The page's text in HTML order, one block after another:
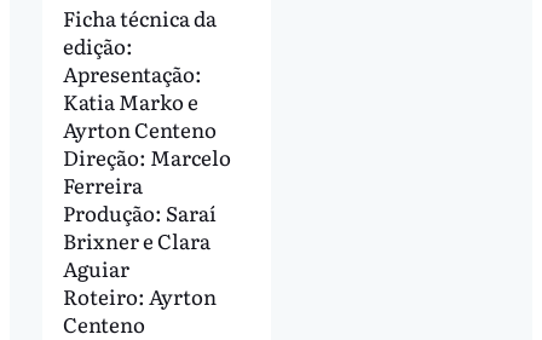
Ficha técnica da
edição:
Apresentação:
Katia Marko e
Ayrton Centeno
Direção: Marcelo
Ferreira
Produção: Saraí
Brixner e Clara
Aguiar
Roteiro: Ayrton
Centeno